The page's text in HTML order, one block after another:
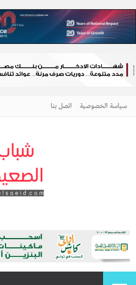
سياسة الخصوصية اتصل بنا